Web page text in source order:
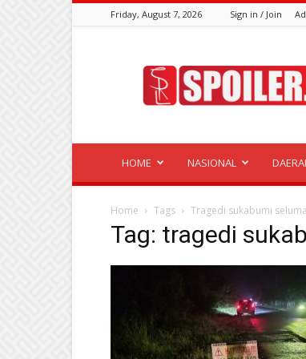
Friday, August 7, 2026 Sign in / Join
HOME NASIONAL
Home Tags Tragedi sukabumi seluma
Tag: tragedi